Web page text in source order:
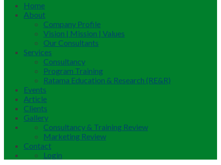
Home
About
Company Profile
Vision | Mission | Values
Our Consultants
Services
Consultancy
Program Training
Ratama Education & Research (RE&R)
Events
Article
Clients
Gallery
Consultancy & Training Review
Marketing Review
Contact
Login